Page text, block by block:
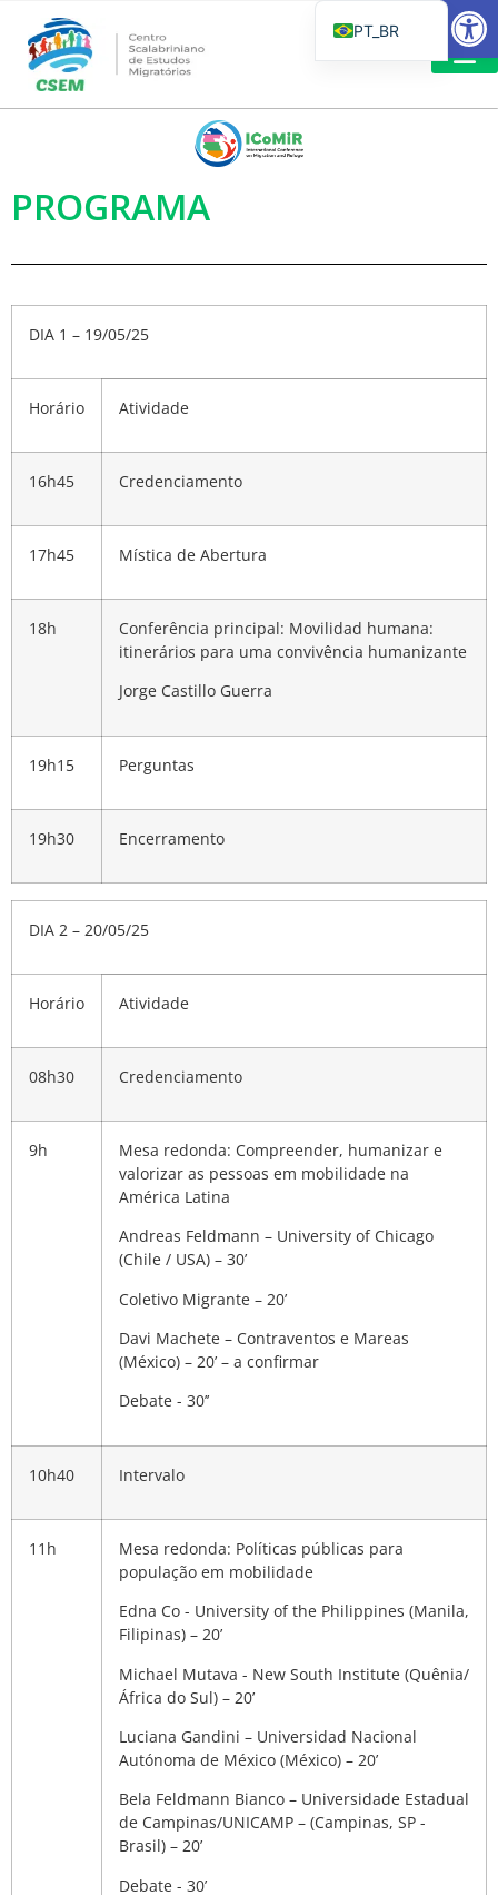
PROGRAMA
DIA 1 – 19/05/25
Horário Atividade
16h45 Credenciamento
17h45 Mística de Abertura
18h
Conferência principal: Movilidad humana:
itinerários para uma convivência humanizante
Jorge Castillo Guerra
19h15 Perguntas
19h30 Encerramento
DIA 2 – 20/05/25
Horário Atividade
08h30 Credenciamento
9h
Mesa redonda: Compreender, humanizar e
valorizar as pessoas em mobilidade na
América Latina
Andreas Feldmann – University of Chicago
(Chile / USA) – 30’
Coletivo Migrante – 20’
Davi Machete – Contraventos e Mareas
(México) – 20’ – a confirmar
Debate - 30’’
10h40 Intervalo
11h
Mesa redonda: Políticas públicas para
população em mobilidade
Edna Co - University of the Philippines (Manila,
Filipinas) – 20’
Michael Mutava - New South Institute (Quênia/
África do Sul) – 20’
Luciana Gandini – Universidad Nacional
Autónoma de México (México) – 20’
Bela Feldmann Bianco – Universidade Estadual
de Campinas/UNICAMP – (Campinas, SP -
Brasil) – 20’
Debate - 30’
PT_BR
IT